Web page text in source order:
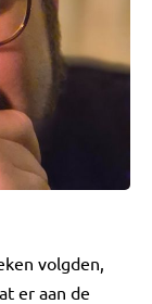
volgden,
er aan de